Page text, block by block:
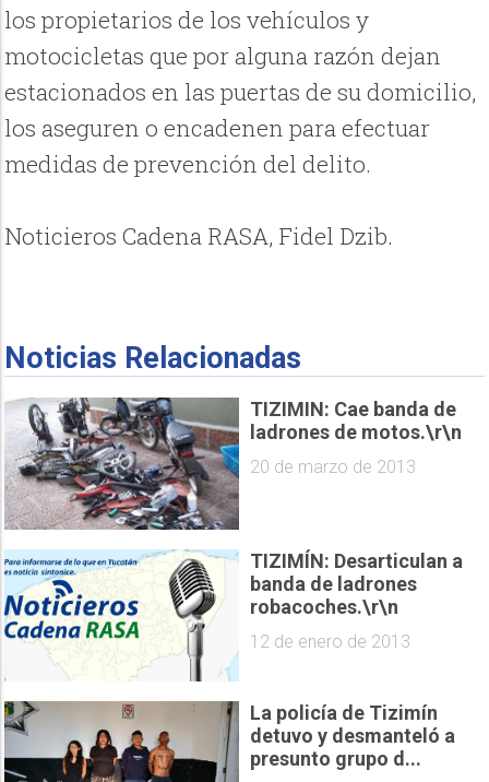
los propietarios de los vehículos y
motocicletas que por alguna razón dejan
estacionados en las puertas de su domicilio,
los aseguren o encadenen para efectuar
medidas de prevención del delito.
Noticieros Cadena RASA, Fidel Dzib.
Noticias Relacionadas
TIZIMIN: Cae banda de
ladrones de motos.\r\n
20 de marzo de 2013
TIZIMÍN: Desarticulan a
banda de ladrones
robacoches.\r\n
12 de enero de 2013
La policía de Tizimín
detuvo y desmanteló a
presunto grupo d...